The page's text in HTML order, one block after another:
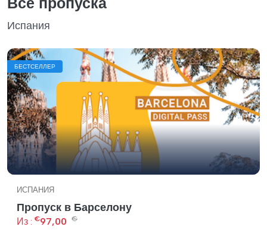
Испания
БЕСТСЕЛЛЕР
ИСПАНИЯ
Пропуск в Барселону
Из : €97,00 €